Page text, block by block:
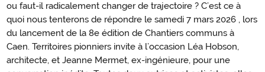
ou faut-il radicalement changer de trajectoire ? C’est ce à
quoi nous tenterons de répondre le samedi 7 mars 2026 , lors
du lancement de la 8e édition de Chantiers communs à
Caen. Territoires pionniers invite à l’occasion Léa Hobson,
architecte, et Jeanne Mermet, ex-ingénieure, pour une